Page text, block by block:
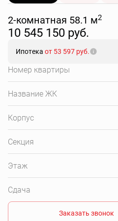
2-комнатная 58.1 м2
10 545 150 руб.
Ипотека от 53 597 руб.
Номер квартиры
Название ЖК
Корпус
Секция
Этаж
Сдача
Заказать звонок